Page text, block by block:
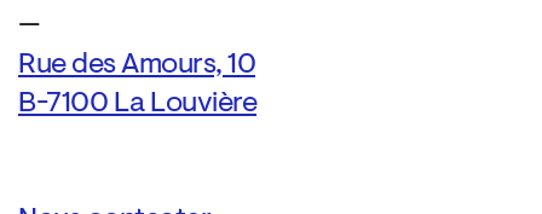
—
Rue des Amours, 10
B-7100 La Louvière